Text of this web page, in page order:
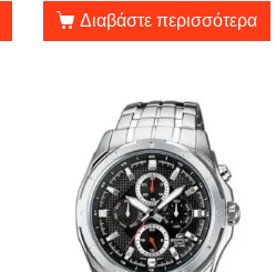
Διαβάστε περισσότερα